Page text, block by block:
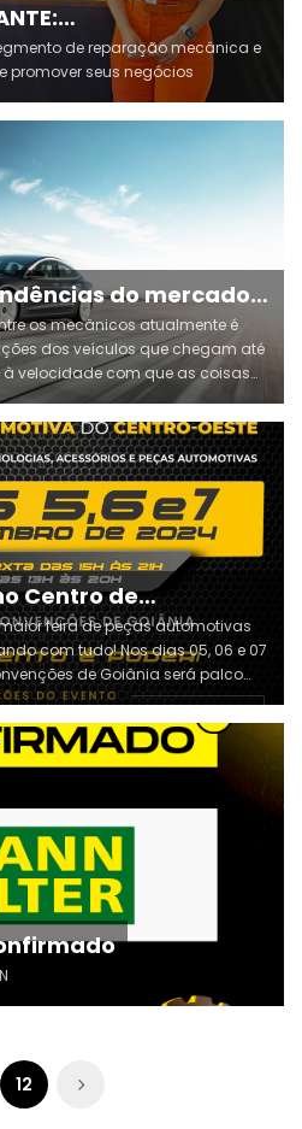
FEMININO GANHA
de reparação mecânica e
promover seus negócios
do mercado
os mecânicos atualmente é
dos veículos que chegam até
à velocidade com que as coisas
de carros.
Centro de
feira de peças automotivas
com tudo! Nos dias 05, 06 e 07
de Goiânia será palco
movimentar R$ 100 milhões
a entrada é gratuita, basta doar
12